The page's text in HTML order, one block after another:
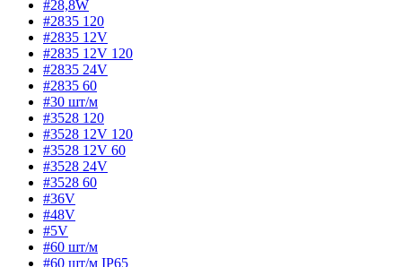
#28,8W
#2835 120
#2835 12V
#2835 12V 120
#2835 24V
#2835 60
#30 шт/м
#3528 120
#3528 12V 120
#3528 12V 60
#3528 24V
#3528 60
#36V
#48V
#5V
#60 шт/м
#60 шт/м IP65